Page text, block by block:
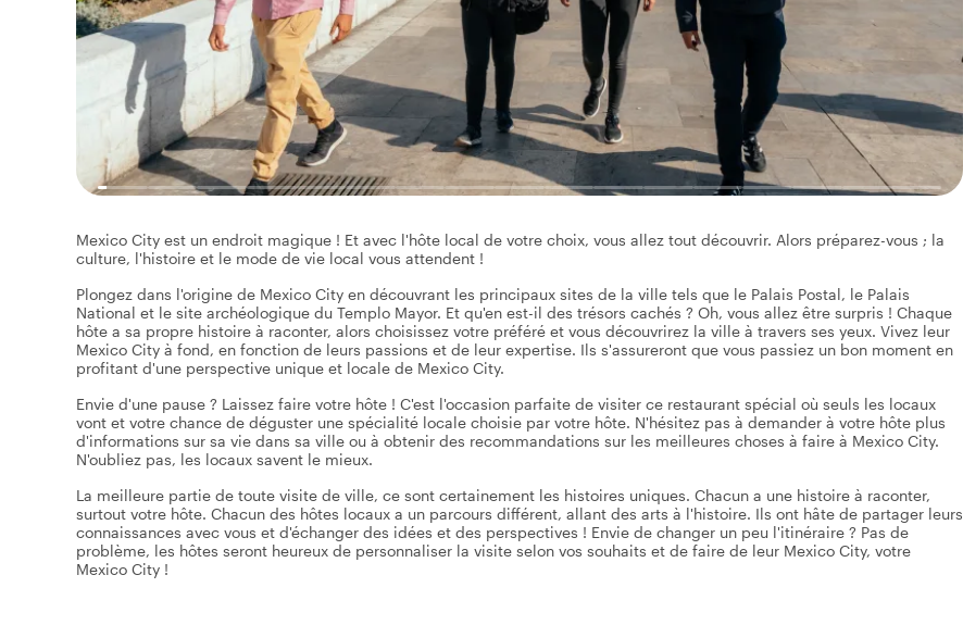
Mexico City est un endroit magique ! Et avec l'hôte local de votre choix, vous allez tout découvrir. Alors préparez-vous ; la
culture, l'histoire et le mode de vie local vous attendent !
Plongez dans l'origine de Mexico City en découvrant les principaux sites de la ville tels que le Palais Postal, le Palais
National et le site archéologique du Templo Mayor. Et qu'en est-il des trésors cachés ? Oh, vous allez être surpris ! Chaque
hôte a sa propre histoire à raconter, alors choisissez votre préféré et vous découvrirez la ville à travers ses yeux. Vivez leur
Mexico City à fond, en fonction de leurs passions et de leur expertise. Ils s'assureront que vous passiez un bon moment en
profitant d'une perspective unique et locale de Mexico City.
Envie d'une pause ? Laissez faire votre hôte ! C'est l'occasion parfaite de visiter ce restaurant spécial où seuls les locaux
vont et votre chance de déguster une spécialité locale choisie par votre hôte. N'hésitez pas à demander à votre hôte plus
d'informations sur sa vie dans sa ville ou à obtenir des recommandations sur les meilleures choses à faire à Mexico City.
N'oubliez pas, les locaux savent le mieux.
La meilleure partie de toute visite de ville, ce sont certainement les histoires uniques. Chacun a une histoire à raconter,
surtout votre hôte. Chacun des hôtes locaux a un parcours différent, allant des arts à l'histoire. Ils ont hâte de partager leurs
connaissances avec vous et d'échanger des idées et des perspectives ! Envie de changer un peu l'itinéraire ? Pas de
problème, les hôtes seront heureux de personnaliser la visite selon vos souhaits et de faire de leur Mexico City, votre
Mexico City !